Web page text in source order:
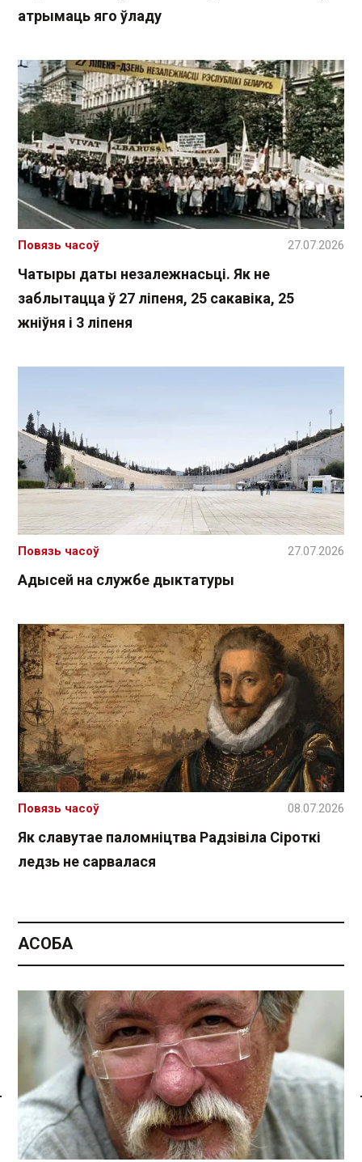
Спасылка без VPN
атрымаць яго ўладу
Чатыры даты незалежнасьці. Як не
заблытацца ў 27 ліпеня, 25 сакавіка, 25
жніўня і 3 ліпеня
Повязь часоў 27.07.2026
Адысей на службе дыктатуры
Повязь часоў 27.07.2026
Як славутае паломніцтва Радзівіла Сіроткі
ледзь не сарвалася
Повязь часоў 08.07.2026
АСОБА